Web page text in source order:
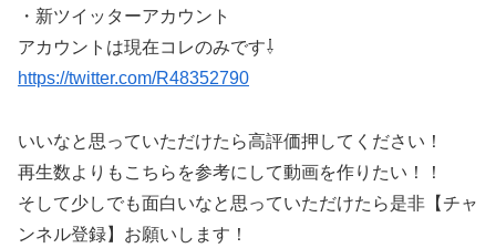
・新ツイッターアカウント
アカウントは現在コレのみです⇩
https://twitter.com/R48352790
いいなと思っていただけたら高評価押してください！
再生数よりもこちらを参考にして動画を作りたい！！
そして少しでも面白いなと思っていただけたら是非【チャ
ンネル登録】お願いします！